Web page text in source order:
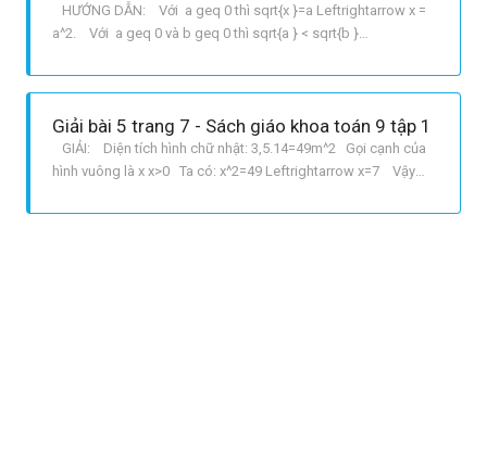
HƯỚNG DẪN: Với a geq 0 thì sqrt{x }=a Leftrightarrow x =
a^2. Với a geq 0 và b geq 0 thì sqrt{a } < sqrt{b }
x=15^2=225. b Ta có: 2sqrt{x }=14 Leftrightarrow sqrt{x}=7
Giải bài 5 trang 7 - Sách giáo khoa toán 9 tập 1
GIẢI: Diện tích hình chữ nhật: 3,5.14=49m^2 Gọi cạnh của
hình vuông là x x>0 Ta có: x^2=49 Leftrightarrow x=7 Vậy